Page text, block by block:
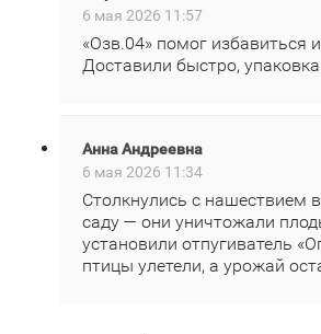
6 мая 2026 11:57
«Озв.04» помог избавиться
Доставили быстро,
Анна Андреевна
6 мая 2026 11:34
Столкнулись с нашествием
саду — они уничтожали
установили отпугиватель
птицы улетели, а урожай